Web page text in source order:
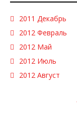
2011 Декабрь
2012 Февраль
2012 Май
2012 Июль
2012 Август